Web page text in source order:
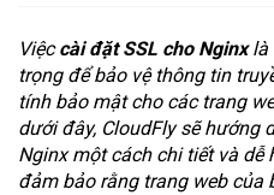
Việccài đặt SSL cho Nginxlà
trọng để bảo vệ thông tin
tính bảo mật cho các trang
dưới đây, CloudFly sẽ hướng
Nginx một cách chi tiết và dễ
đảm bảo rằng trang web